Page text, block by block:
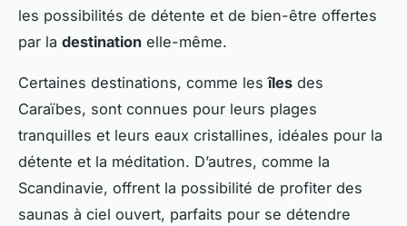
les possibilités de détente et de bien-être offertes
par la destination elle-même.
Certaines destinations, comme lesîles des
Caraïbes, sont connues pour leurs plages
tranquilles et leurs eaux cristallines, idéales pour la
détente et la méditation. D’autres, comme la
Scandinavie, offrent la possibilité de profiter des
saunas à ciel ouvert, parfaits pour se détendre